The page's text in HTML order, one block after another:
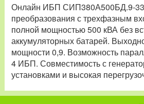
Онлайн ИБП СИП380А500БД.9-33
преобразования с трехфазным
полной мощностью 500 кВА без
аккумуляторных батарей.
мощности 0,9. Возможность
4 ИБП. Совместимость с
установками и высокая